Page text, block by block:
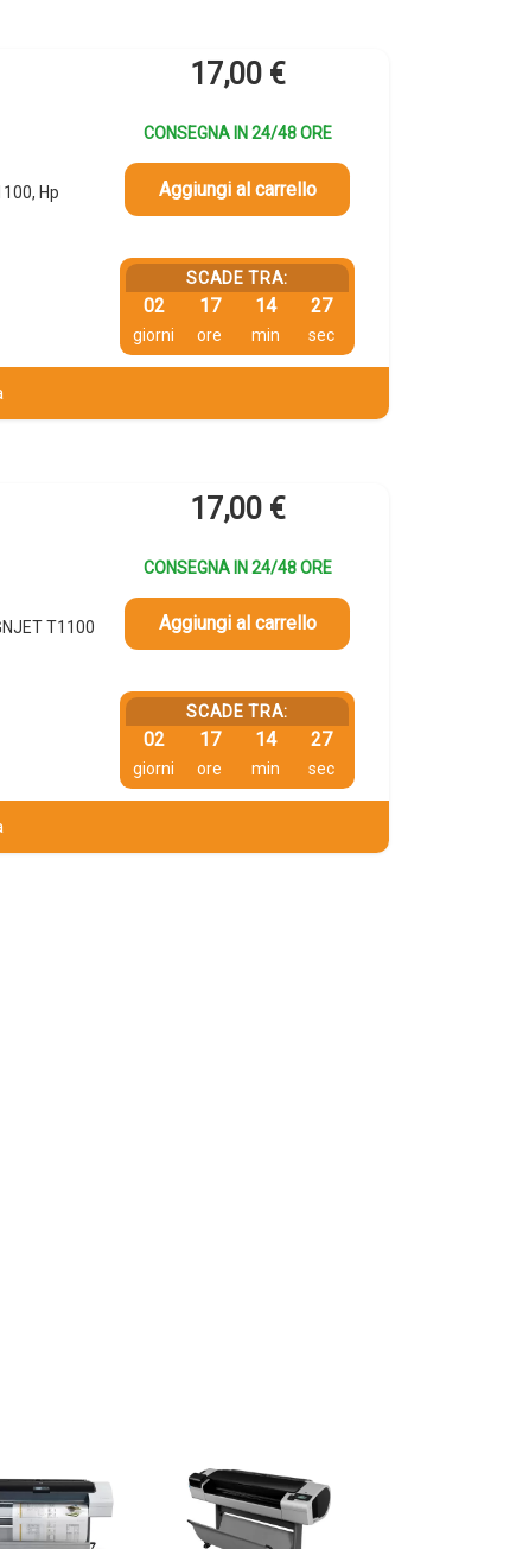
Hp
17,00 €
CONSEGNA IN 24/48 ORE
Aggiungi al carrello
SCADE TRA:
02
giorni
17
ore
14
min
26
sec
T1100
17,00 €
CONSEGNA IN 24/48 ORE
Aggiungi al carrello
SCADE TRA:
02
giorni
17
ore
14
min
26
sec